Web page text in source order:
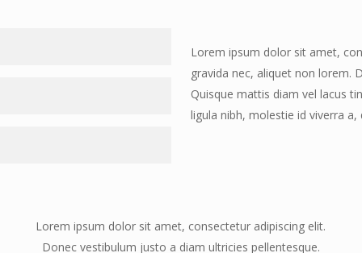
diam ultricies pellentesque.
In iaculis vive rra neque, ac
diam ultricies pellentesque.
vitae adipiscing turpis.
In iaculis viverra neque, ac
Lorem ipsum dolor sit amet,
gravida nec, aliquet non lorem.
Quisque mattis diam vel lacus
ligula nibh, molestie id viverra
Lorem ipsum dolor sit amet, consectetur adipiscing elit.
Donec vestibulum justo a diam ultricies pellentesque.